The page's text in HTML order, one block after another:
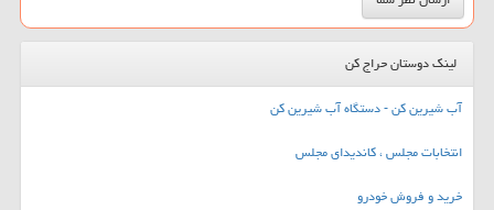
لینک دوستان حراج کن
آب شیرین کن - دستگاه آب شیرین کن
انتخابات مجلس ، کاندیدای مجلس
خرید و فروش خودرو